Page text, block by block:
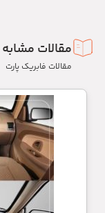
مقالات مشابه
مقالات فابریک پارت